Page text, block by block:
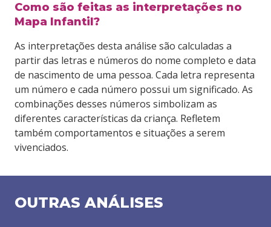
Como são feitas as interpretações no
Mapa Infantil?
As interpretações desta análise são calculadas a
partir das letras e números do nome completo e data
de nascimento de uma pessoa. Cada letra representa
um número e cada número possui um significado. As
combinações desses números simbolizam as
diferentes características da criança. Refletem
também comportamentos e situações a serem
vivenciados.
OUTRAS ANÁLISES